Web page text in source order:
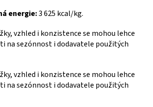
energie:3 625 kcal/kg.
vzhled i konzistence se mohou lehce
na sezónnost i dodavatele použitých
vzhled i konzistence se mohou lehce
na sezónnost i dodavatele použitých